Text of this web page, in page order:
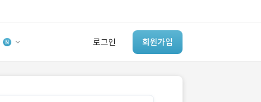
로그인 회원가입